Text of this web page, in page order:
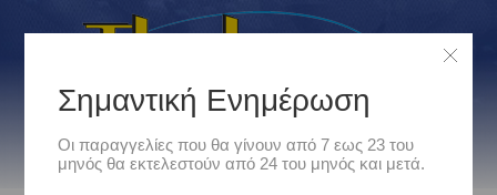
Σημαντική Ενημέρωση
Οι παραγγελίες που θα γίνουν από 7 εως 23 του
μηνός θα εκτελεστούν από 24 του μηνός και μετά.